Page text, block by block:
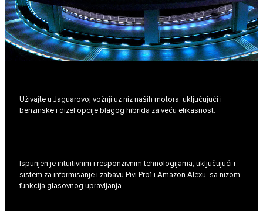
Uživajte u Jaguarovoj vožnji uz niz naših motora, uključujući i
benzinske i dizel opcije blagog hibrida za veću efikasnost.
Ispunjen je intuitivnim i responzivnim tehnologijama, uključujući i
sistem za informisanje i zabavu Pivi Pro1 i Amazon Alexu, sa nizom
funkcija glasovnog upravljanja.